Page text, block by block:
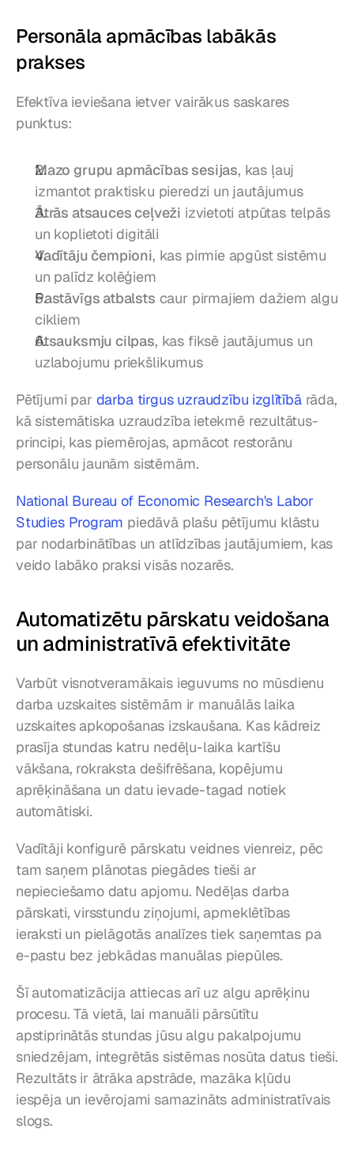
Personāla apmācības labākās
prakses
Efektīva ieviešana ietver vairākus saskares
punktus:
Mazo grupu apmācības sesijas, kas ļauj
izmantot praktisku pieredzi un jautājumus
Ātrās atsauces ceļveži izvietoti atpūtas telpās
un koplietoti digitāli
Vadītāju čempioni, kas pirmie apgūst sistēmu
un palīdz kolēģiem
Pastāvīgs atbalsts caur pirmajiem dažiem algu
cikliem
Atsauksmju cilpas, kas fiksē jautājumus un
uzlabojumu priekšlikumus
Pētījumi par darba tirgus uzraudzību izglītībā rāda,
kā sistemātiska uzraudzība ietekmē rezultātus-
principi, kas piemērojas, apmācot restorānu
personālu jaunām sistēmām.
National Bureau of Economic Research's Labor
Studies Program piedāvā plašu pētījumu klāstu
par nodarbinātības un atlīdzības jautājumiem, kas
veido labāko praksi visās nozarēs.
Automatizētu pārskatu veidošana
un administratīvā efektivitāte
Varbūt visnotveramākais ieguvums no mūsdienu
darba uzskaites sistēmām ir manuālās laika
uzskaites apkopošanas izskaušana. Kas kādreiz
prasīja stundas katru nedēļu-laika kartīšu
vākšana, rokraksta dešifrēšana, kopējumu
aprēķināšana un datu ievade-tagad notiek
automātiski.
Vadītāji konfigurē pārskatu veidnes vienreiz, pēc
tam saņem plānotas piegādes tieši ar
nepieciešamo datu apjomu. Nedēļas darba
pārskati, virsstundu ziņojumi, apmeklētības
ieraksti un pielāgotās analīzes tiek saņemtas pa
e-pastu bez jebkādas manuālas piepūles.
Šī automatizācija attiecas arī uz algu aprēķinu
procesu. Tā vietā, lai manuāli pārsūtītu
apstiprinātās stundas jūsu algu pakalpojumu
sniedzējam, integrētās sistēmas nosūta datus tieši.
Rezultāts ir ātrāka apstrāde, mazāka kļūdu
iespēja un ievērojami samazināts administratīvais
slogs.